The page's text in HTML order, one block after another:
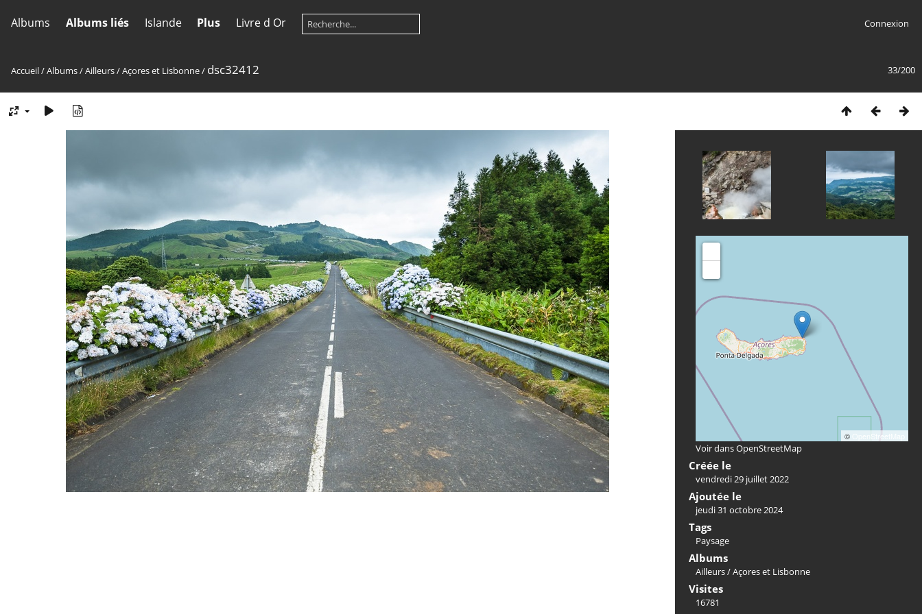
Albums Albums liés Islande Plus Livre d Or Connexion
33/200
Accueil/Albums/Ailleurs/Açores et Lisbonne/ dsc32412
© OpenStreetMap
Voir dans OpenStreetMap
Créée le
vendredi 29 juillet 2022
Ajoutée le
jeudi 31 octobre 2024
Tags
Paysage
Albums
Ailleurs/Açores et Lisbonne
Visites
16781